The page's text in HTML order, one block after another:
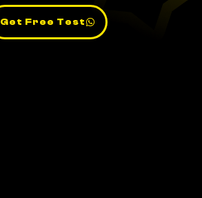
Get Free Test